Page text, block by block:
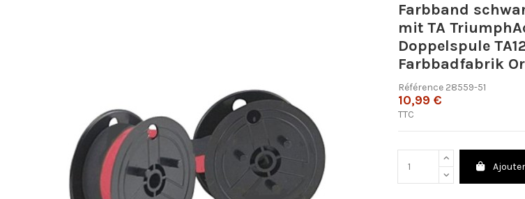
Farbband
mit TA
Doppelspule
Farbbadfabrik
Référence 28559-51
10,99 €
TTC